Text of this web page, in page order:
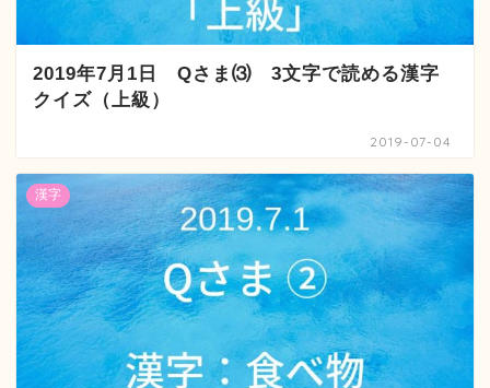
2019年7月1日 Qさま⑶ 3文字で読める漢字
クイズ（上級）
2019-07-04
漢字